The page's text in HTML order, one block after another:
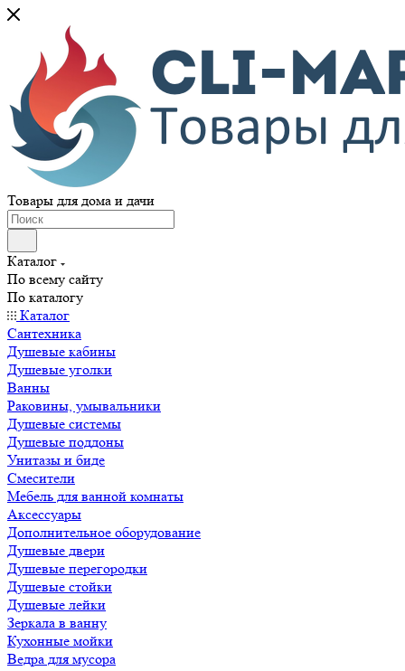
Товары для дома и дачи
Каталог
По всему сайту
По каталогу
Каталог
Сантехника
Душевые кабины
Душевые уголки
Ванны
Раковины, умывальники
Душевые системы
Душевые поддоны
Унитазы и биде
Смесители
Мебель для ванной комнаты
Аксессуары
Дополнительное оборудование
Душевые двери
Душевые перегородки
Душевые стойки
Душевые лейки
Зеркала в ванну
Кухонные мойки
Ведра для мусора